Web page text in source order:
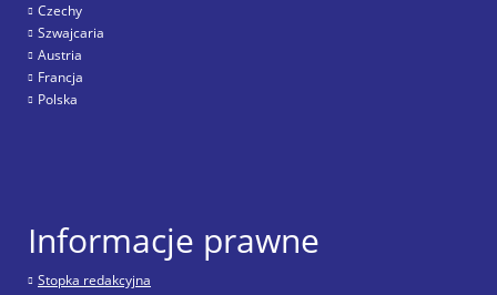
Czechy
Szwajcaria
Austria
Francja
Polska
Informacje prawne
Stopka redakcyjna